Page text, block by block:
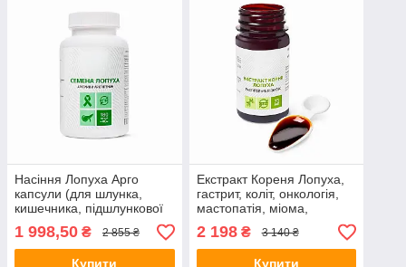
Насіння Лопуха Арго
капсули (для шлунка,
кишечника, підшлункової
залози, подагра, алергія,
коліт, запори)
1 998,50 ₴ 2 855 ₴
Купити
Екстракт Кореня Лопуха,
гастрит, коліт, онкологія,
мастопатія, міома,
фіброміома, отруєння,
алергія, очищення
2 198₴ 3 140 ₴
Купити